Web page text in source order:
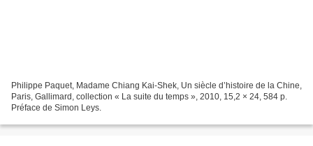
Philippe Paquet, Madame Chiang Kai-Shek, Un siècle d’histoire de la Chine,
Paris, Gallimard, collection « La suite du temps », 2010, 15,2 × 24, 584 p.
Préface de Simon Leys.